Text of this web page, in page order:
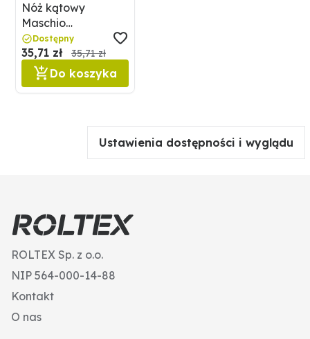
Nóż kątowy
Maschio
495M19100421R
Dostępny
35,71 zł 35,71 zł
Do koszyka
Ustawienia dostępności i wyglądu
ROLTEX Sp. z o.o.
NIP 564-000-14-88
Kontakt
O nas